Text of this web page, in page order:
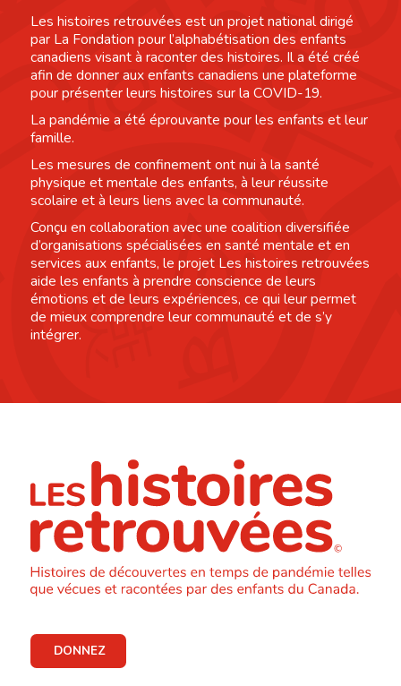
Les histoires retrouvées est un projet national dirigé
par La Fondation pour l’alphabétisation des enfants
canadiens visant à raconter des histoires. Il a été créé
afin de donner aux enfants canadiens une plateforme
pour présenter leurs histoires sur la COVID-19.
La pandémie a été éprouvante pour les enfants et leur
famille.
Les mesures de confinement ont nui à la santé
physique et mentale des enfants, à leur réussite
scolaire et à leurs liens avec la communauté.
Conçu en collaboration avec une coalition diversifiée
d’organisations spécialisées en santé mentale et en
services aux enfants, le projet Les histoires retrouvées
aide les enfants à prendre conscience de leurs
émotions et de leurs expériences, ce qui leur permet
de mieux comprendre leur communauté et de s’y
intégrer.
DONNEZ